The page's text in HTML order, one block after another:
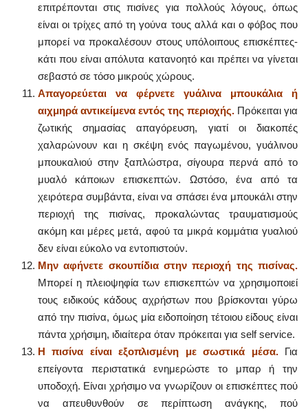
επιτρέπονται στις πισίνες για πολλούς λόγους, όπως
είναι οι τρίχες από τη γούνα τους αλλά και ο φόβος που
μπορεί να προκαλέσουν στους υπόλοιπους επισκέπτες-
κάτι που είναι απόλυτα κατανοητό και πρέπει να γίνεται
σεβαστό σε τόσο μικρούς χώρους.
Απαγορεύεται να φέρνετε γυάλινα μπουκάλια ή
αιχμηρά αντικείμενα εντός της περιοχής. Πρόκειται για
ζωτικής σημασίας απαγόρευση, γιατί οι διακοπές
χαλαρώνουν και η σκέψη ενός παγωμένου, γυάλινου
μπουκαλιού στην ξαπλώστρα, σίγουρα περνά από το
μυαλό κάποιων επισκεπτών. Ωστόσο, ένα από τα
χειρότερα συμβάντα, είναι να σπάσει ένα μπουκάλι στην
περιοχή της πισίνας, προκαλώντας τραυματισμούς
ακόμη και μέρες μετά, αφού τα μικρά κομμάτια γυαλιού
δεν είναι εύκολο να εντοπιστούν.
Μην αφήνετε σκουπίδια στην περιοχή της πισίνας.
Μπορεί η πλειοψηφία των επισκεπτών να χρησιμοποιεί
τους ειδικούς κάδους αχρήστων που βρίσκονται γύρω
από την πισίνα, όμως μία ειδοποίηση τέτοιου είδους είναι
πάντα χρήσιμη, ιδιαίτερα όταν πρόκειται για self service.
Η πισίνα είναι εξοπλισμένη με σωστικά μέσα.Για
επείγοντα περιστατικά ενημερώστε το μπαρ ή την
υποδοχή. Είναι χρήσιμο να γνωρίζουν οι επισκέπτες πού
να απευθυνθούν σε περίπτωση ανάγκης, πού